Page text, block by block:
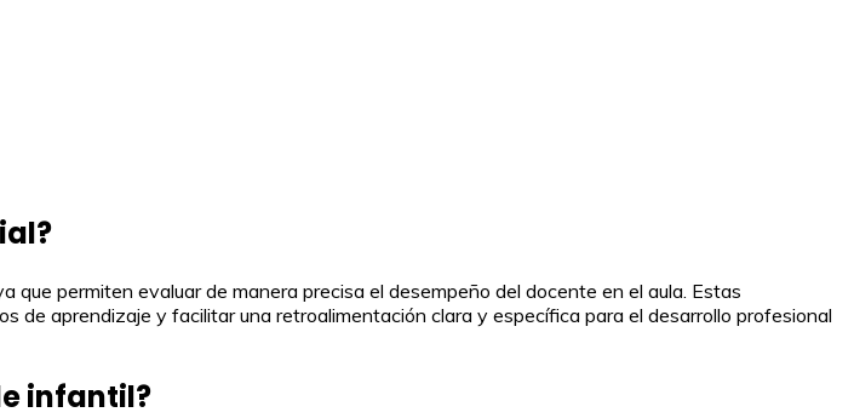
permiten evaluar de manera precisa el desempeño del docente en el aula. Estas
de aprendizaje y facilitar una retroalimentación clara y específica para el desarrollo profesional
infantil?